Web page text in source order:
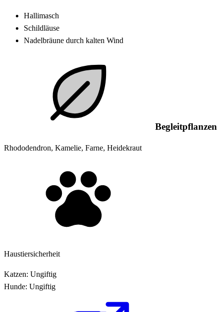
Hallimasch
Schildläuse
Nadelbräune durch kalten Wind
Begleitpflanzen
Rhododendron, Kamelie, Farne, Heidekraut
Haustiersicherheit
Katzen: Ungiftig
Hunde: Ungiftig